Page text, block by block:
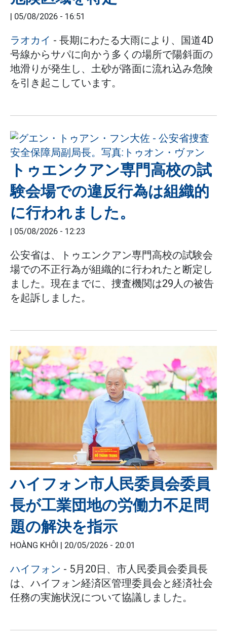
| 05/08/2026 - 16:51
ラオカイ - 長期にわたる大雨により、国道4D
号線からサパに向かう多くの場所で陽斜面の
地滑りが発生し、土砂が路面に流れ込み危険
を引き起こしています。
トゥエンクアン専門高校の試
験会場での違反行為は組織的
に行われました。
| 05/08/2026 - 12:23
公安省は、トゥエンクアン専門高校の試験会
場での不正行為が組織的に行われたと断定し
ました。現在までに、捜査機関は29人の被告
を起訴しました。
ハイフォン市人民委員会委員
長が工業団地の労働力不足問
題の解決を指示
HOÀNG KHÔI | 20/05/2026 - 20:01
ハイフォン - 5月20日、市人民委員会委員長
は、ハイフォン経済区管理委員会と経済社会
任務の実施状況について協議しました。